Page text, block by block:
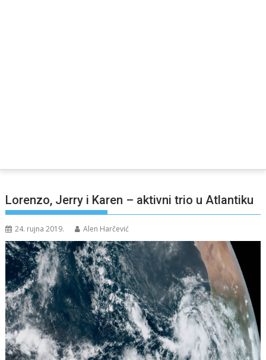
Lorenzo, Jerry i Karen – aktivni trio u Atlantiku
24. rujna 2019. Alen Harčević